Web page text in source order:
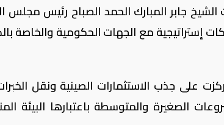
جابر المبارك الحمد الصباح رئيس مجلس
إستراتيجية مع الجهات الحكومية والخاصة
على جذب الاستثمارات الصينية ونقل
والمتوسطة باعتبارها البيئة